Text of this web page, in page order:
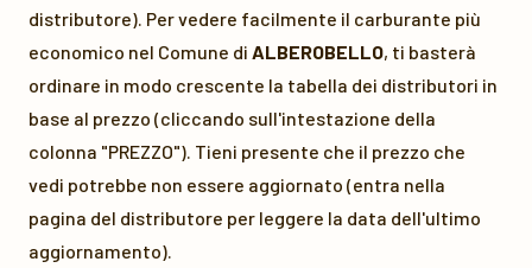
distributore). Per vedere facilmente il carburante più
economico nel Comune di ALBEROBELLO, ti basterà
ordinare in modo crescente la tabella dei distributori in
base al prezzo (cliccando sull'intestazione della
colonna "PREZZO"). Tieni presente che il prezzo che
vedi potrebbe non essere aggiornato (entra nella
pagina del distributore per leggere la data dell'ultimo
aggiornamento).